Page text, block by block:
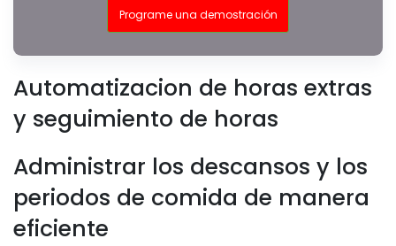
Programe una demostración
Automatizacion de horas extras
y seguimiento de horas
Administrar los descansos y los
periodos de comida de manera
eficiente